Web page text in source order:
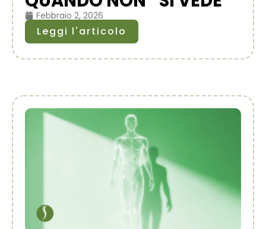
Febbraio 2, 2026
Leggi l'articolo